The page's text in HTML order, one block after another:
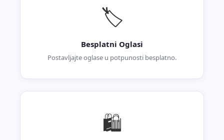
🏷️
Besplatni Oglasi
Postavljajte oglase u potpunosti besplatno.
🛍️